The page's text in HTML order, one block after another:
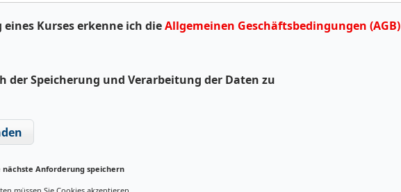
Kurses erkenne ich dieAllgemeinen Geschäftsbedingungen (AGB)
der Speicherung und Verarbeitung der Daten zu
Anforderung speichern